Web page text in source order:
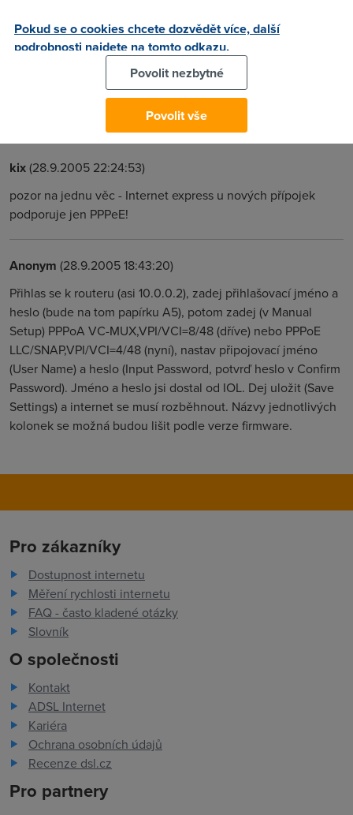
mmm(27.9.2005 22:20:26)
Ještě by nebylo od věci nastavit připojovací jméno (obvykle
tel. číslo) a heslo (přiděleno při zprovoznění adsl - v mailu od
poskytovatele). Ovladač pro toto zařízení není samozřejmě
kix(28.9.2005 22:24:53)
pozor na jednu věc - Internet express u nových přípojek
podporuje jen PPPeE!
Anonym (28.9.2005 18:43:20)
Přihlas se k routeru (asi 10.0.0.2), zadej přihlašovací jméno a
heslo (bude na tom papírku A5), potom zadej (v Manual
Setup) PPPoA VC-MUX,VPI/VCI=8/48 (dříve) nebo PPPoE
LLC/SNAP,VPI/VCI=4/48 (nyní), nastav připojovací jméno
(User Name) a heslo (Input Password, potvrď heslo v Confirm
Password). Jméno a heslo jsi dostal od IOL. Dej uložit (Save
Settings) a internet se musí rozběhnout. Názvy jednotlivých
kolonek se možná budou lišit podle verze firmware.
Pro zákazníky
Dostupnost internetu
Měření rychlosti internetu
FAQ - často kladené otázky
Slovník
O společnosti
Kontakt
ADSL Internet
Kariéra
Ochrana osobních údajů
Recenze dsl.cz
Pro partnery
Pokud se o cookies chcete dozvědět více, další
podrobnosti najdete na tomto odkazu.
Povolit nezbytné
Povolit vše